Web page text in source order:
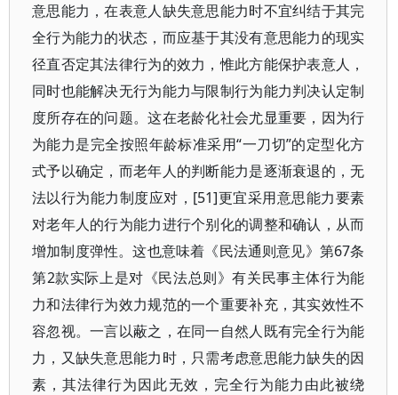
意思能力，在表意人缺失意思能力时不宜纠结于其完
全行为能力的状态，而应基于其没有意思能力的现实
径直否定其法律行为的效力，惟此方能保护表意人，
同时也能解决无行为能力与限制行为能力判决认定制
度所存在的问题。这在老龄化社会尤显重要，因为行
为能力是完全按照年龄标准采用“一刀切”的定型化方
式予以确定，而老年人的判断能力是逐渐衰退的，无
法以行为能力制度应对，[51]更宜采用意思能力要素
对老年人的行为能力进行个别化的调整和确认，从而
增加制度弹性。这也意味着《民法通则意见》第67条
第2款实际上是对《民法总则》有关民事主体行为能
力和法律行为效力规范的一个重要补充，其实效性不
容忽视。一言以蔽之，在同一自然人既有完全行为能
力，又缺失意思能力时，只需考虑意思能力缺失的因
素，其法律行为因此无效，完全行为能力由此被绕